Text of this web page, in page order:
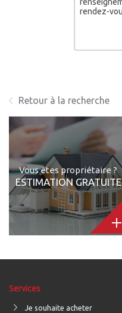
Retour à la recherche
Vous êtes propriétaire ?
ESTIMATION GRATUITE
Services
Je souhaite acheter